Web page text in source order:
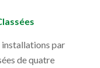
par
de quatre